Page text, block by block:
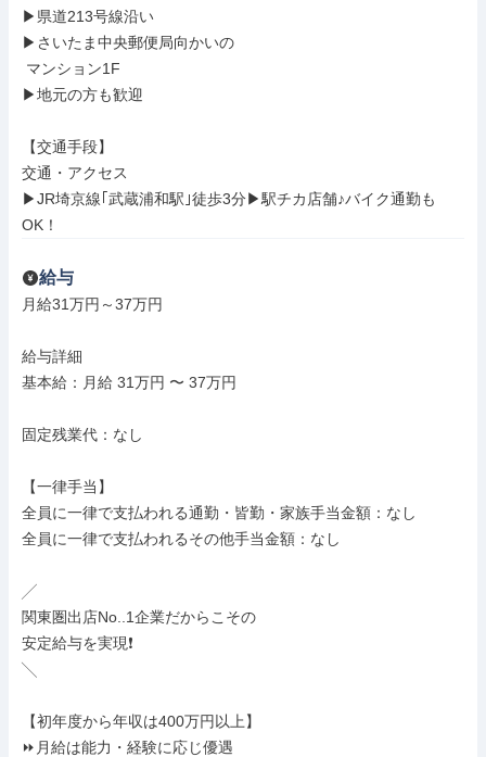
▶県道213号線沿い
▶さいたま中央郵便局向かいの
▶地元の方も歓迎
【交通手段】
交通・アクセス
▶JR埼京線｢武蔵浦和駅｣徒歩3分▶駅チカ店舗♪バイク通勤も
OK！
給与
月給31万円～37万円
給与詳細
基本給：月給 31万円 〜 37万円
固定残業代：なし
【一律手当】
全員に一律で支払われる通勤・皆勤・家族手当金額：なし
全員に一律で支払われるその他手当金額：なし
╱
関東圏出店No..1企業だからこその
安定給与を実現❗
╲
【初年度から年収は400万円以上】
⏩月給は能力・経験に応じ優遇